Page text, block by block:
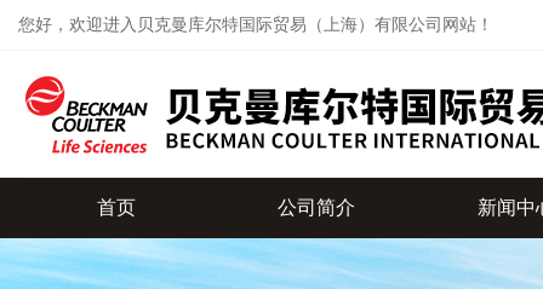
您好，欢迎进入贝克曼库尔特国际贸易（上海）有限公司网站！
首页 公司简介 新闻中